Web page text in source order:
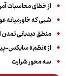
از خطای محاسبات
شبی که
منطق دیدبانی تمدن
از «نظم» سایکس-
سه‌ محور شرارت